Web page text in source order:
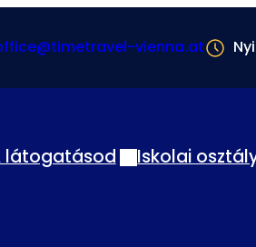
vienna.at
látogatásod Iskolai